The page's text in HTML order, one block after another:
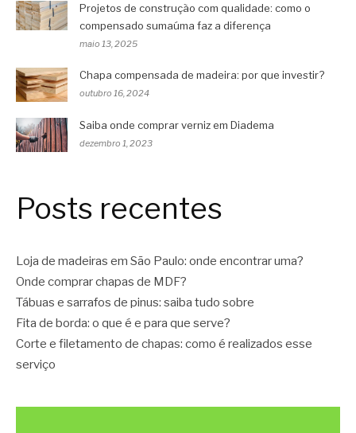
Projetos de construção com qualidade: como o
compensado sumaúma faz a diferença
maio 13, 2025
Chapa compensada de madeira: por que investir?
outubro 16, 2024
Saiba onde comprar verniz em Diadema
dezembro 1, 2023
Posts recentes
Loja de madeiras em São Paulo: onde encontrar uma?
Onde comprar chapas de MDF?
Tábuas e sarrafos de pinus: saiba tudo sobre
Fita de borda: o que é e para que serve?
Corte e filetamento de chapas: como é realizados esse
serviço